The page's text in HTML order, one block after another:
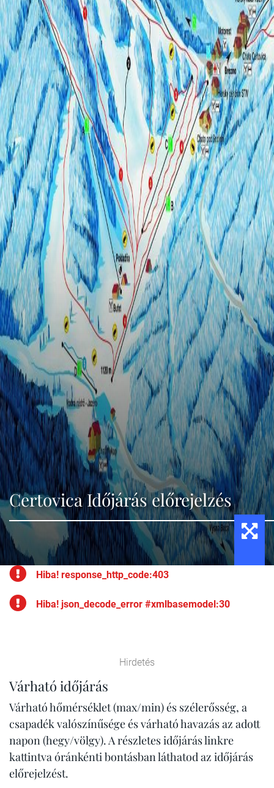
Certovica Időjárás előrejelzés
Hiba! response_http_code:403
Hiba! json_decode_error #xmlbasemodel:30
Hirdetés
Várható időjárás
Várható hőmérséklet (max/min) és szélerősség, a
csapadék valószínűsége és várható havazás az adott
napon (hegy/völgy). A részletes időjárás linkre
kattintva óránkénti bontásban láthatod az időjárás
előrejelzést.